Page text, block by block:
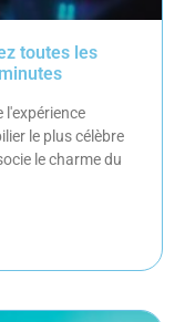
toutes les
le plus célèbre
le charme du